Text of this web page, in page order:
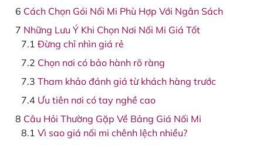
Cách Chọn Gói Nối Mi Phù Hợp Với Ngân Sách
Những Lưu Ý Khi Chọn Nơi Nối Mi Giá Tốt
Đừng chỉ nhìn giá rẻ
Chọn nơi có bảo hành rõ ràng
Tham khảo đánh giá từ khách hàng trước
Ưu tiên nơi có tay nghề cao
Câu Hỏi Thường Gặp Về Bảng Giá Nối Mi
Vì sao giá nối mi chênh lệch nhiều?